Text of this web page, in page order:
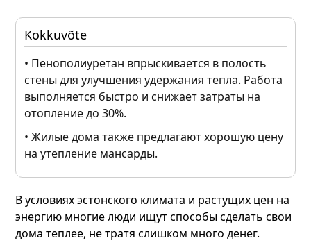
Kokkuvõte
• Пенополиуретан впрыскивается в полость
стены для улучшения удержания тепла. Работа
выполняется быстро и снижает затраты на
отопление до 30%.
• Жилые дома также предлагают хорошую цену
на утепление мансарды.
В условиях эстонского климата и растущих цен на
энергию многие люди ищут способы сделать свои
дома теплее, не тратя слишком много денег.